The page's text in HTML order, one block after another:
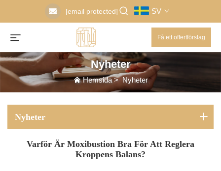
[email protected] SV
Få ett offertförslag
Nyheter
Hemsida> Nyheter
Nyheter
Varför Är Moxibustion Bra För Att Reglera
Kroppens Balans?